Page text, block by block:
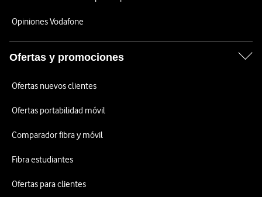
Opiniones Vodafone
Ofertas y promociones
Ofertas nuevos clientes
Ofertas portabilidad móvil
Comparador fibra y móvil
Fibra estudiantes
Ofertas para clientes